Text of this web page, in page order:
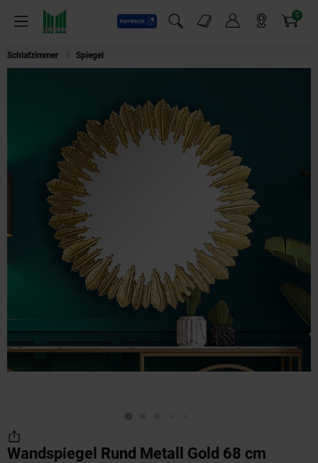
Menü
Payback
Suchfeld einblenden
Markt-Angebote 0
Artikel
Schlafzimmer Spiegel
Wandspiegel Rund Metall Gold 68 cm